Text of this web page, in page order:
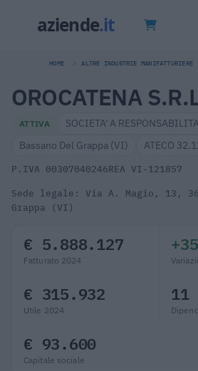
HOME ALTRE INDUSTRIE MANIFATTURIERE
OROCATENA
ATTIVA
SOCIETA' A
Bassano Del Grappa (VI)
ATECO
P.IVA 00307040246REA VI-121857
Sede legale: Via A. Magio, 13,
Grappa (VI)
€ 5.888.127
Fatturato 2024
€ 315.932
Utile 2024
11
€ 93.600
Capitale sociale